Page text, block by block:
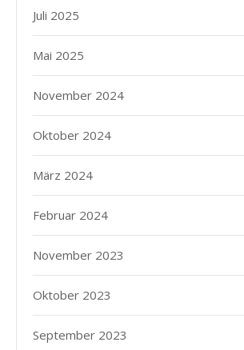
Juli 2025
Mai 2025
November 2024
Oktober 2024
März 2024
Februar 2024
November 2023
Oktober 2023
September 2023